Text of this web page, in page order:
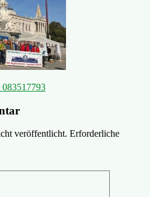
veröffentlicht. Erforderliche